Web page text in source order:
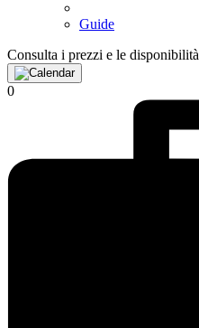
Guide
Consulta i prezzi e le disponibilità
0